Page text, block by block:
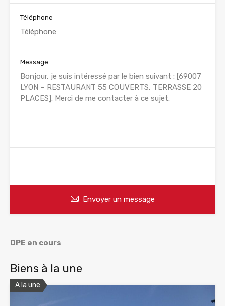
Téléphone
Message
Envoyer un message
DPE en cours
Biens à la une
A la une